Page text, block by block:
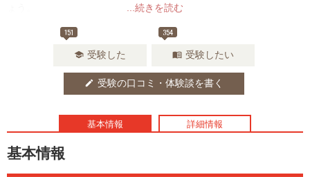
...続きを読む
151
school 受験した
354
menu_book 受験したい
edit 受験の口コミ・体験談を書く
基本情報 詳細情報
基本情報